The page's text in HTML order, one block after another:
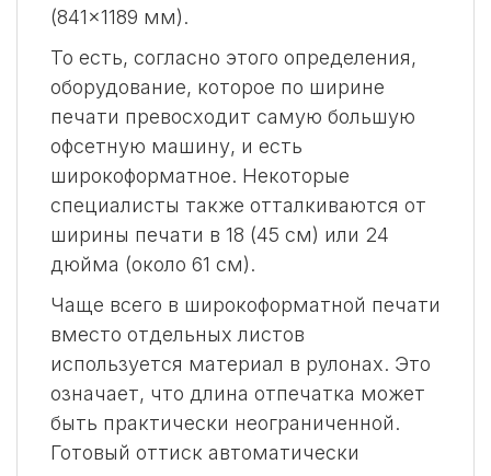
(841×1189 мм).
То есть, согласно этого определения,
оборудование, которое по ширине
печати превосходит самую большую
офсетную машину, и есть
широкоформатное. Некоторые
специалисты также отталкиваются от
ширины печати в 18 (45 см) или 24
дюйма (около 61 см).
Чаще всего в широкоформатной печати
вместо отдельных листов
используется материал в рулонах. Это
означает, что длина отпечатка может
быть практически неограниченной.
Готовый оттиск автоматически